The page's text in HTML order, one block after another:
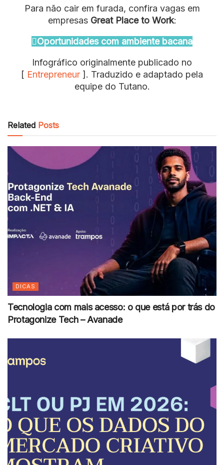
Para não cair em furada, confira vagas em
empresas Great Place to Work:
Oportunidades com ambiente bacana
Infográfico originalmente publicado no
[ Entrepreneur ]. Traduzido e adaptado pela
equipe do Tutano.
Related Posts
DICAS
Tecnologia com mais acesso: o que está por trás do
Protagonize Tech – Avanade